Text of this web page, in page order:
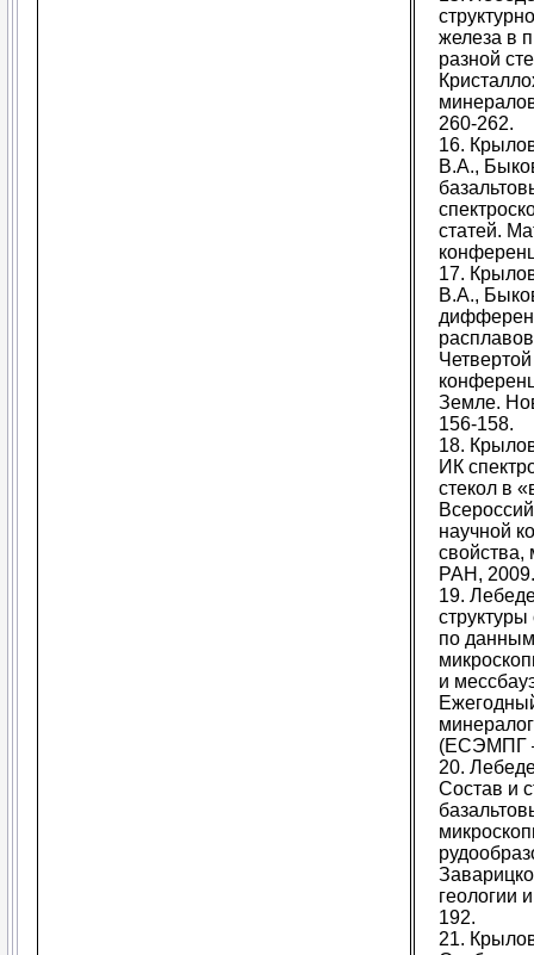
железа в
разной
260-262.
16.
В.А.,
статей.
17.
В.А.,
Земле.
156-158.
18.
ИК
стекол в
научной
РАН,
19.
структуры
по
и
(ЕСЭМПГ
20.
Состав и
геологии
192.
21.